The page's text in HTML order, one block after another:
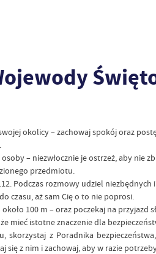
okolicy – zachowaj spokój oraz
– niezwłocznie je ostrzeż, aby nie
przedmiotu.
Podczas rozmowy udziel
czasu, aż sam Cię o to nie poprosi.
100 m – oraz poczekaj na przyjazd
mieć istotne znaczenie dla
skorzystaj z Poradnika
się z nim i zachowaj, aby w razie